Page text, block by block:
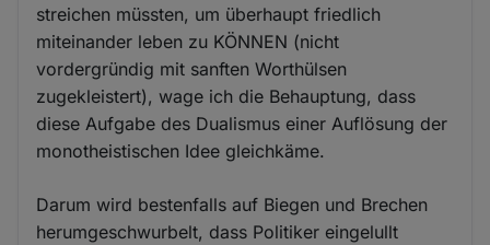
streichen müssten, um überhaupt friedlich
miteinander leben zu KÖNNEN (nicht
vordergründig mit sanften Worthülsen
zugekleistert), wage ich die Behauptung, dass
diese Aufgabe des Dualismus einer Auflösung der
monotheistischen Idee gleichkäme.
Darum wird bestenfalls auf Biegen und Brechen
herumgeschwurbelt, dass Politiker eingelullt